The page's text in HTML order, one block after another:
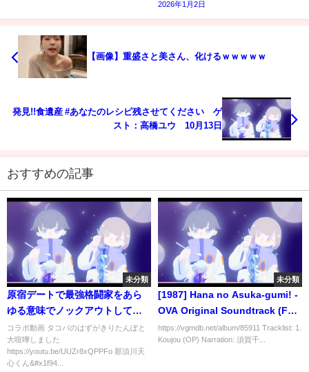
2026年1月2日
【画像】重盛さと美さん、化けるｗｗｗｗｗ
発見!!食遺産 #あなたのレシピ残させてください ゲ
スト：高橋ユウ 10月13日
おすすめの記事
未分類
原宿デートで最強格闘家をあら
ゆる意味でノックアウトしてみ
た！【那須川天心】【誘惑】
コラボ動画 タコパのはずがきりたんぽと
大喧嘩しました
https://youtu.be/UUZr8xQPPFo 那須川天
心くん&#x1f94...
未分類
[1987] Hana no Asuka-gumi! -
OVA Original Soundtrack (Full
Album)
https://vgmdb.net/album/85911 Tracklist: 1.
Koujou (OP) Narration: 須賀千...